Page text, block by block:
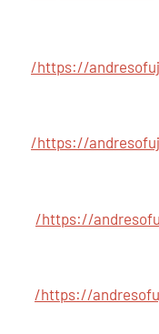
https://andresofuj43211.bligblogging.com/23257032/
https://andresofuj43211.bligblogging.com/23257088/
https://andresofuj43211.bligblogging.com/23257167/
https://andresofuj43211.bligblogging.com/23257168/